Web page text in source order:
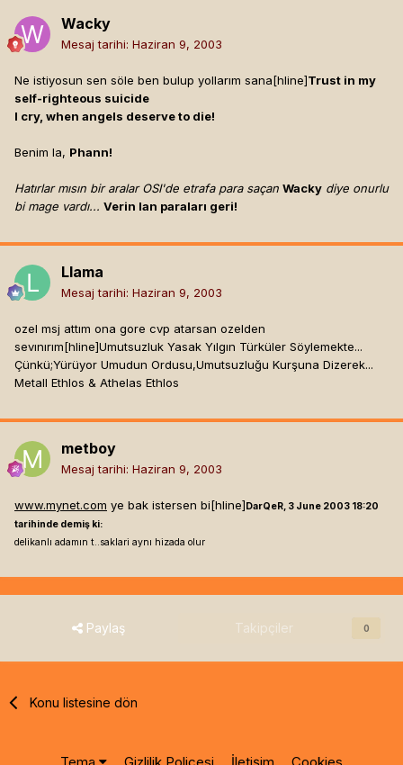
Wacky
Mesaj tarihi: Haziran 9, 2003
Ne istiyosun sen söle ben bulup yollarım sana[hline]Trust in my
self-righteous suicide
I cry, when angels deserve to die!
Benim la, Phann!
Hatırlar mısın bir aralar OSI'de etrafa para saçan Wacky diye onurlu
bi mage vardı... Verin lan paraları geri!
Llama
Mesaj tarihi: Haziran 9, 2003
ozel msj attım ona gore cvp atarsan ozelden
sevınırım[hline]Umutsuzluk Yasak Yılgın Türküler Söylemekte...
Çünkü;Yürüyor Umudun Ordusu,Umutsuzluğu Kurşuna Dizerek...
Metall Ethlos & Athelas Ethlos
metboy
Mesaj tarihi: Haziran 9, 2003
www.mynet.com ye bak istersen bi[hline]DarQeR, 3 June 2003 18:20
tarihinde demiş ki:
delikanlı adamın t..saklari aynı hizada olur
Paylaş Takipçiler 0
Konu listesine dön